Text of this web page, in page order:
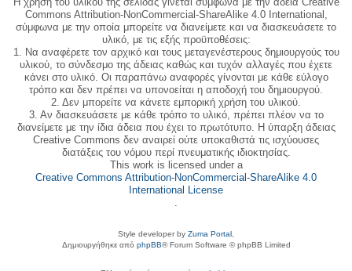
Commons Attribution-NonCommercial-ShareAlike 4.0 International,
σύμφωνα με την οποία μπορείτε να διανείμετε και να διασκευάσετε το
υλικό, με τις εξής προϋποθέσεις:
1. Να αναφέρετε τον αρχικό και τους μεταγενέστερους δημιουργούς του
υλικού, το σύνδεσμο της άδειας καθώς και τυχόν αλλαγές που έχετε
κάνει στο υλικό. Οι παραπάνω αναφορές γίνονται με κάθε εύλογο
τρόπο και δεν πρέπει να υπονοείται η αποδοχή του δημιουργού.
2. Δεν μπορείτε να κάνετε εμπορική χρήση του υλικού.
3. Αν διασκευάσετε με κάθε τρόπο το υλικό, πρέπει πλέον να το
διανείμετε με την ίδια άδεια που έχει το πρωτότυπο. Η ύπαρξη άδειας
Creative Commons δεν αναιρεί ούτε υποκαθιστά τις ισχύουσες
διατάξεις του νόμου περί πνευματικής ιδιοκτησίας.
This work is licensed under a
Creative Commons Attribution-NonCommercial-ShareAlike 4.0
International License
Style developer by Zuma Portal ,
Δημιουργήθηκε από phpBB® Forum Software © phpBB Limited